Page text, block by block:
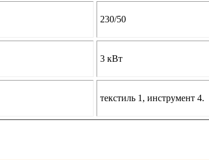
230/50
3 кВт
текстиль 1, инструмент 4.